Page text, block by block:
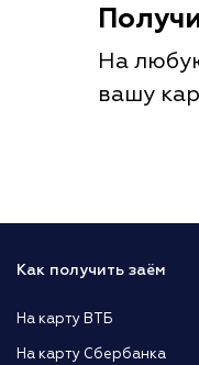
На
вашу
Как получить заём
На карту ВТБ
На карту Сбербанка